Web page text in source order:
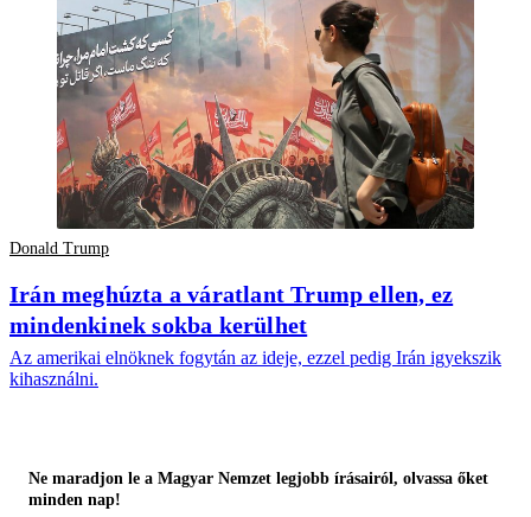
Donald Trump
Irán meghúzta a váratlant Trump ellen, ez
mindenkinek sokba kerülhet
Az amerikai elnöknek fogytán az ideje, ezzel pedig Irán igyekszik
kihasználni.
Ne maradjon le a Magyar Nemzet legjobb írásairól, olvassa őket
minden nap!